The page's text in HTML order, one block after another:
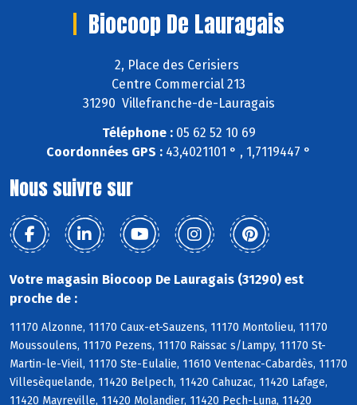
Biocoop De Lauragais
2, Place des Cerisiers
Centre Commercial 213
31290 Villefranche-de-Lauragais
Téléphone :05 62 52 10 69
Coordonnées GPS : 43,4021101 ° , 1,7119447 °
Nous suivre sur
Votre magasin Biocoop De Lauragais (31290) est
proche de :
11170 Alzonne, 11170 Caux-et-Sauzens, 11170 Montolieu, 11170
Moussoulens, 11170 Pezens, 11170 Raissac s/Lampy, 11170 St-
Martin-le-Vieil, 11170 Ste-Eulalie, 11610 Ventenac-Cabardès, 11170
Villesèquelande, 11420 Belpech, 11420 Cahuzac, 11420 Lafage,
11420 Mayreville, 11420 Molandier, 11420 Pech-Luna, 11420